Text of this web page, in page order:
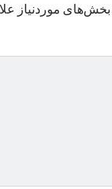
بخش‌های موردنیاز